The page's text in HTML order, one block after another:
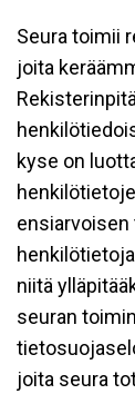
Seura toimii
joita
kyse on
ensiarvoisen
niitä
seuran
joita seura